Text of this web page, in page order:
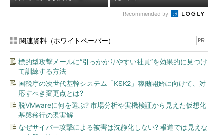
Recommended by
関連資料（ホワイトペーパー） PR
標的型攻撃メールに“引っかかりやすい社員”を効果的に見つけ
て訓練する方法
国税庁の次世代基幹システム「KSK2」稼働開始に向けて、対
応すべき変更点とは?
脱VMwareに何を選ぶ? 市場分析や実機検証から見えた仮想化
基盤移行の現実解
なぜサイバー攻撃による被害は沈静化しない? 報道では見えな